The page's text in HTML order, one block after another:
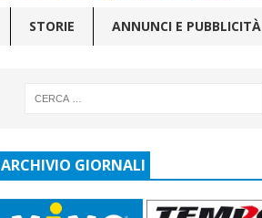
STORIE ANNUNCI E PUBBLICITÀ
ARCHIVIO GIORNALI